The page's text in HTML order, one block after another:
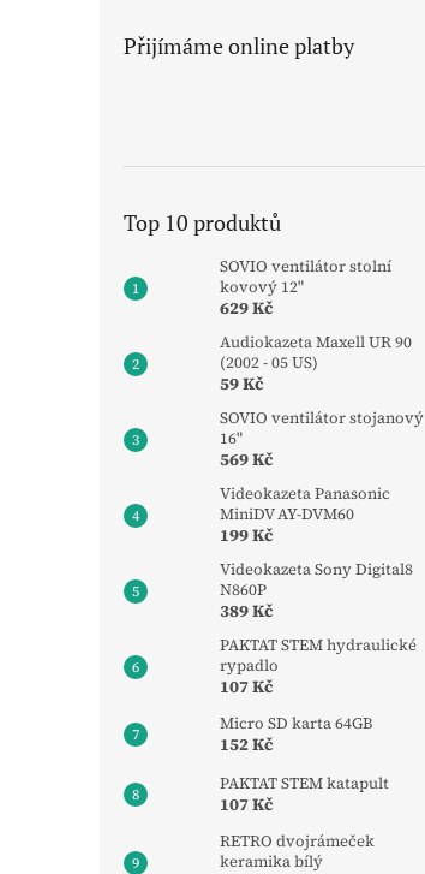
Přijímáme online platby
Top 10 produktů
SOVIO ventilátor stolní
kovový 12"
629 Kč
Audiokazeta Maxell UR 90
(2002 - 05 US)
59 Kč
SOVIO ventilátor stojanový
16"
569 Kč
Videokazeta Panasonic
MiniDV AY-DVM60
199 Kč
Videokazeta Sony Digital8
N860P
389 Kč
PAKTAT STEM hydraulické
rypadlo
107 Kč
Micro SD karta 64GB
152 Kč
PAKTAT STEM katapult
107 Kč
RETRO dvojrámeček
keramika bílý